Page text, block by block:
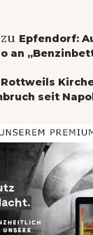
zu Epfendorf:
an
Rottweils
seit